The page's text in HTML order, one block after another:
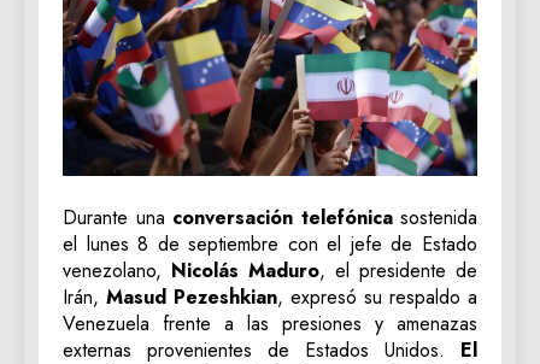
Durante una conversación telefónicasostenida
el lunes 8 de septiembre con el jefe de Estado
venezolano, Nicolás Maduro, el presidente de
Irán, Masud Pezeshkian, expresó su respaldo a
Venezuela frente a las presiones y amenazas
externas provenientes de Estados Unidos. El